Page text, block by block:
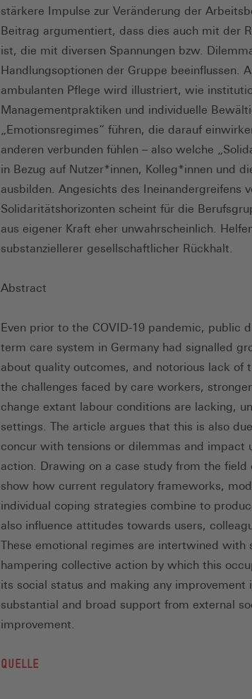
stärkere Impulse zur Veränderung der
Beitrag argumentiert, dass dies auch mit der
ist, die mit diversen Spannungen bzw.
Handlungsoptionen der Gruppe beeinflussen.
ambulanten Pflege wird illustriert, wie
Managementpraktiken und individuelle
„Emotionsregimes“ führen, die darauf
anderen verbunden fühlen – also welche
in Bezug auf Nutzer*innen, Kolleg*innen und
ausbilden. Angesichts des Ineinandergreifens
Solidaritätshorizonten scheint für die
aus eigener Kraft eher unwahrscheinlich.
substanziellerer gesellschaftlicher Rückhalt.
Abstract
Even prior to the COVID-19 pandemic, public
term care system in Germany had signalled
about quality outcomes, and notorious lack of
the challenges faced by care workers,
change extant labour conditions are lacking,
settings. The article argues that this is also
concur with tensions or dilemmas and impact
action. Drawing on a case study from the
show how current regulatory frameworks,
individual coping strategies combine to
also influence attitudes towards users,
These emotional regimes are intertwined with
hampering collective action by which this
its social status and making any improvement
substantial and broad support from external
improvement.
QUELLE